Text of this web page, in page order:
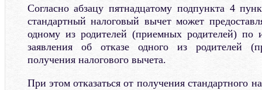
Согласно абзацу пятнадцатому подпункта 4
стандартный налоговый вычет может
одному из родителей (приемных родителей) по
заявления об отказе одного из родителей
получения налогового вычета.
При этом отказаться от получения стандартного